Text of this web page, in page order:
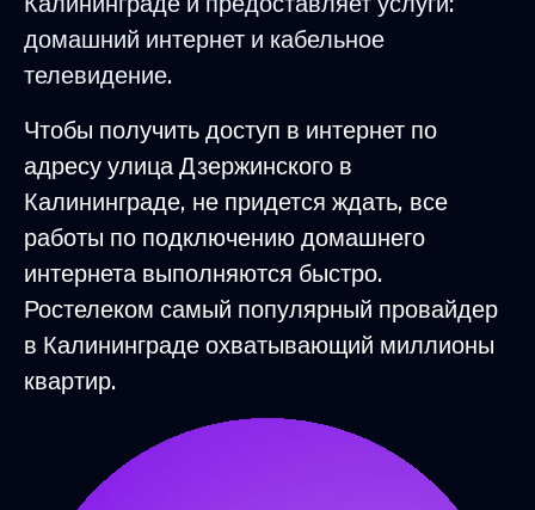
домашний интернет и кабельное
телевидение.
Чтобы получить доступ в интернет по
адресу улица Дзержинского в
Калининграде, не придется ждать, все
работы по подключению домашнего
интернета выполняются быстро.
Ростелеком самый популярный провайдер
в Калининграде охватывающий миллионы
квартир.